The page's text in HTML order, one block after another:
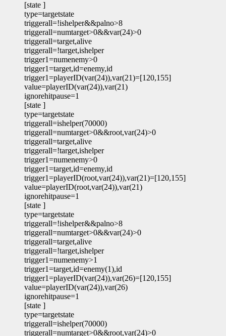
[state ]
type=targetstate
triggerall=!ishelper&&palno>8
triggerall=numtarget>0&&var(24)>0
triggerall=target,alive
triggerall=!target,ishelper
trigger1=numenemy>0
trigger1=target,id=enemy,id
trigger1=playerID(var(24)),var(21)=[120,155]
value=playerID(var(24)),var(21)
ignorehitpause=1
[state ]
type=targetstate
triggerall=ishelper(70000)
triggerall=numtarget>0&&root,var(24)>0
triggerall=target,alive
triggerall=!target,ishelper
trigger1=numenemy>0
trigger1=target,id=enemy,id
trigger1=playerID(root,var(24)),var(21)=[120,155]
value=playerID(root,var(24)),var(21)
ignorehitpause=1
[state ]
type=targetstate
triggerall=!ishelper&&palno>8
triggerall=numtarget>0&&var(24)>0
triggerall=target,alive
triggerall=!target,ishelper
trigger1=numenemy>1
trigger1=target,id=enemy(1),id
trigger1=playerID(var(24)),var(26)=[120,155]
value=playerID(var(24)),var(26)
ignorehitpause=1
[state ]
type=targetstate
triggerall=ishelper(70000)
triggerall=numtarget>0&&root,var(24)>0